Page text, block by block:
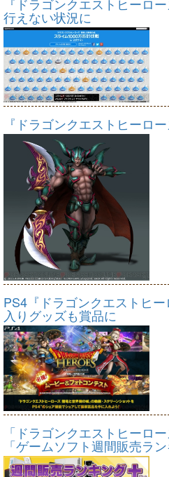
行えない状況に
『ドラゴンクエストヒーロ
PS4『ドラゴンクエストヒ
入りグッズも賞品に
「ドラゴンクエストヒーロ
「ゲームソフト週間販売ラン